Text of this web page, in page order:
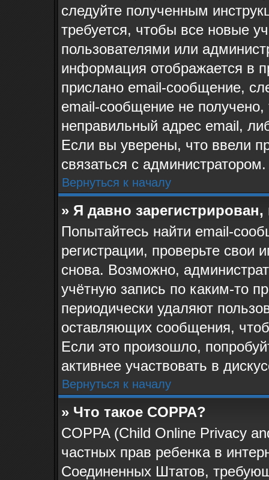
следуйте полученным
требуется, чтобы все новые
пользователями или
информация отображается в
прислано email-сообщение,
email-сообщение не
неправильный адрес email,
Если вы уверены, что ввели
связаться с администратором.
Вернуться к началу
» Я давно
Попытайтесь найти email-
регистрации, проверьте свои
снова. Возможно,
учётную запись по каким-то
периодически удаляют
оставляющих сообщения,
Если это произошло,
активнее участвовать в
Вернуться к началу
» Что такое COPPA?
COPPA (Child Online Privacy
частных прав ребенка в
Соединенных Штатов,